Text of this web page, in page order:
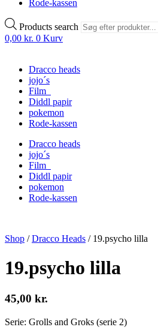
Rode-kassen
Products search
0,00 kr. 0 Kurv
Dracco heads
jojo´s
Film
Diddl papir
pokemon
Rode-kassen
Dracco heads
jojo´s
Film
Diddl papir
pokemon
Rode-kassen
Shop /Dracco Heads / 19.psycho lilla
19.psycho lilla
45,00 kr.
Serie: Grolls and Groks (serie 2)